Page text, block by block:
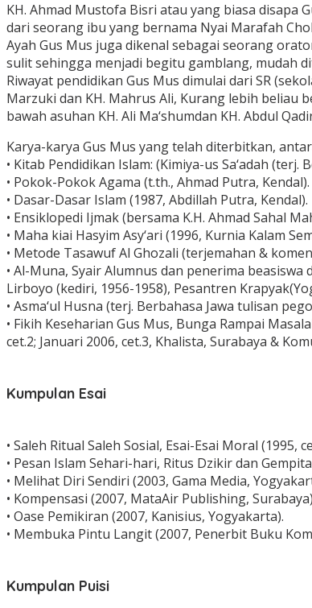
KH. Ahmad Mustofa Bisri atau yang biasa disapa
dari seorang ibu yang bernama Nyai Marafah
Ayah Gus Mus juga dikenal sebagai seorang
sulit sehingga menjadi begitu gamblang, mudah
Riwayat pendidikan Gus Mus dimulai dari SR
Marzuki dan KH. Mahrus Ali, Kurang lebih beliau
bawah asuhan KH. Ali Ma‘shumdan KH. Abdul
Karya-karya Gus Mus yang telah diterbitkan,
• Kitab Pendidikan Islam: (Kimiya-us Sa‘adah
• Pokok-Pokok Agama (t.th., Ahmad Putra, Kendal).
• Dasar-Dasar Islam (1987, Abdillah Putra, Kendal).
• Ensiklopedi Ijmak (bersama K.H. Ahmad Sahal
• Maha kiai Hasyim Asy‘ari (1996, Kurnia Kalam
• Metode Tasawuf Al Ghozali (terjemahan &
• Al-Muna, Syair Alumnus dan penerima
Lirboyo (kediri, 1956-1958), Pesantren
• Asma‘ul Husna (terj. Berbahasa Jawa tulisan
• Fikih Keseharian Gus Mus, Bunga Rampai
cet.2; Januari 2006, cet.3, Khalista, Surabaya &
Kumpulan Esai
• Saleh Ritual Saleh Sosial, Esai-Esai Moral (1995,
• Pesan Islam Sehari-hari, Ritus Dzikir dan
• Melihat Diri Sendiri (2003, Gama Media,
• Kompensasi (2007, MataAir Publishing,
• Oase Pemikiran (2007, Kanisius, Yogyakarta).
• Membuka Pintu Langit (2007, Penerbit Buku
Kumpulan Puisi